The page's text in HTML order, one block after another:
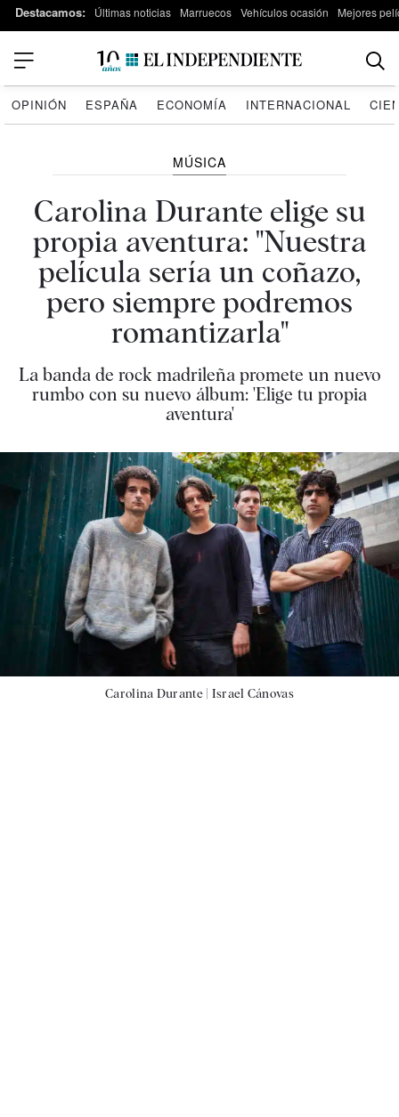
Destacamos: Últimas noticias Marruecos Vehículos ocasión Mejores
OPINIÓN ESPAÑA ECONOMÍA INTERNACIONAL
MÚSICA
Carolina Durante elige su
propia aventura: "Nuestra
película sería un coñazo,
pero siempre podremos
romantizarla"
La banda de rock madrileña promete un nuevo
rumbo con su nuevo álbum: 'Elige tu propia
aventura'
Carolina Durante | Israel Cánovas